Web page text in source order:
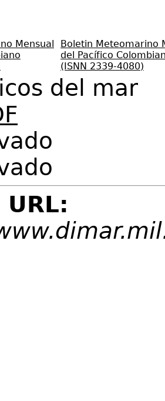
Mensual
Boletin Meteomarino
del Pacífico
(ISNN 2339-4080)
del mar